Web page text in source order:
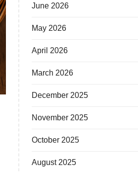
June 2026
May 2026
April 2026
March 2026
December 2025
November 2025
October 2025
August 2025